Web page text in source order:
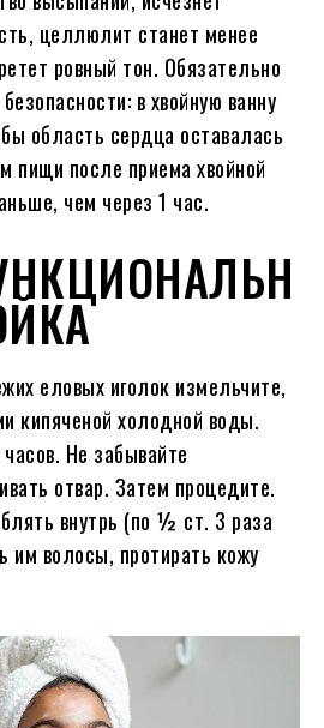
целлюлит станет менее
ровный тон. Обязательно
в хвойную ванну
область сердца оставалась
пищи после приема хвойной
чем через 1 час.
еловых иголок измельчите,
кипяченой холодной воды.
Не забывайте
отвар. Затем процедите.
внутрь (по ½ ст. 3 раза
им волосы, протирать кожу